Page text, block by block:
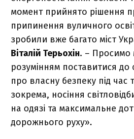
момент прийнято рішення
припинення вуличного
зробили вже багато міст
Віталій Терьохін. – Просимо
розумінням поставитися до
про власну безпеку під час
зокрема, носіння
на одязі та максимальне
дорожнього руху».